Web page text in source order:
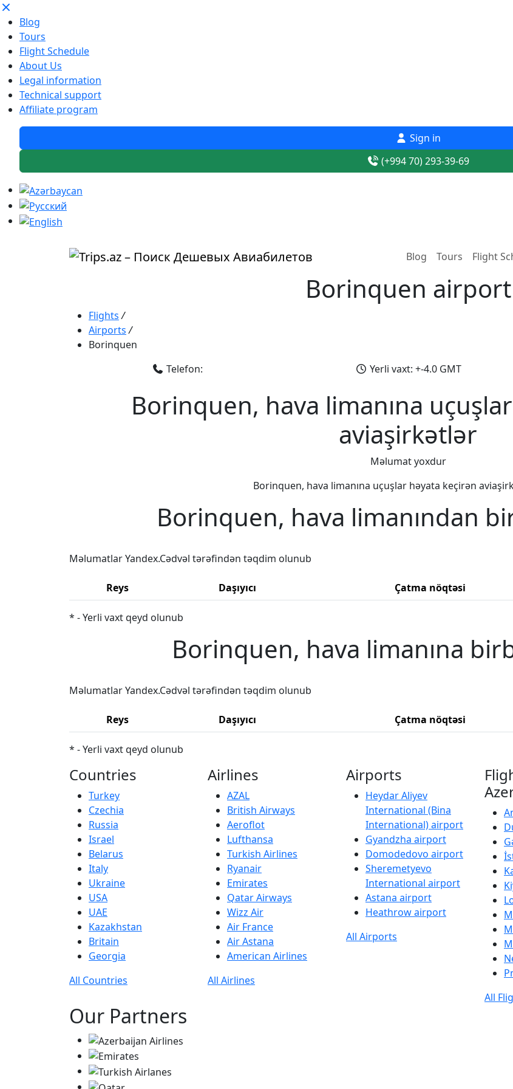
Blog
Tours
Flight Schedule
About Us
Legal information
Technical support
Affiliate program
Sign in
(+994 70) 293-39-69
Blog Tours Flight
Borinquen airport
Flights /
Airports /
Borinquen
Telefon:
Yerli vaxt: +-4.0 GMT
Borinquen, hava limanına
aviaşirkətlər
Məlumat yoxdur
Borinquen, hava limanına uçuşlar həyata keçirən
Borinquen, hava limanından
Məlumatlar Yandex.Cədvəl tərəfindən təqdim olunub
Reys Daşıyıcı Çatma nöqtəsi
* - Yerli vaxt qeyd olunub
Borinquen, hava limanına
Məlumatlar Yandex.Cədvəl tərəfindən təqdim olunub
Reys Daşıyıcı Çatma nöqtəsi
* - Yerli vaxt qeyd olunub
Countries
Turkey
Czechia
Russia
Israel
Belarus
Italy
Ukraine
USA
UAE
Kazakhstan
Britain
Georgia
All Countries
Airlines
AZAL
British Airways
Aeroflot
Lufthansa
Turkish Airlines
Ryanair
Emirates
Qatar Airways
Wizz Air
Air France
Air Astana
American Airlines
All Airlines
Airports
Heydar Aliyev
International (Bina
International) airport
Gyandzha airport
Domodedovo airport
Sheremetyevo
International airport
Astana airport
Heathrow airport
All Airports
All
Our Partners